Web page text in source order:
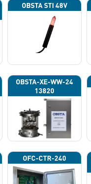
OBSTA STI 48V
OBSTA-XE-WW-24
13820
OFC-CTR-240